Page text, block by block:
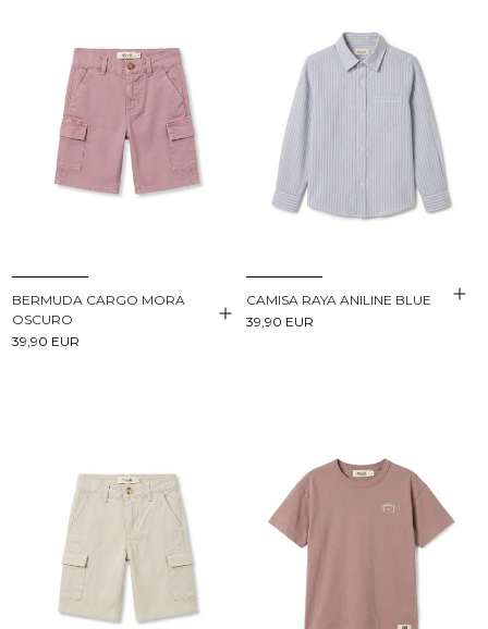
BERMUDA CARGO MORA
OSCURO
39,90 EUR
CAMISA RAYA ANILINE BLUE
39,90 EUR